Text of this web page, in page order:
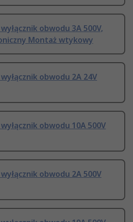
obwodu 3A 500V,
Montaż wtykowy
obwodu 2A 24V
obwodu 10A 500V
obwodu 2A 500V